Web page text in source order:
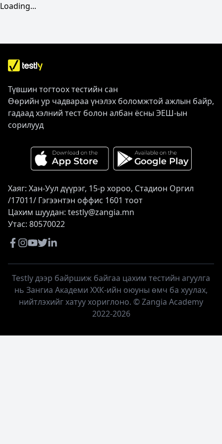
Loading...
Түвшин тогтоох тестийн сан
Өөрийн ур чадвараа үнэлэх боломжтой ажлын байр,
гадаад хэлний тест болон албан ёсны ЭЕШ-ын
сорилууд
Хаяг: Хан-Уул дүүрэг, 15-р хороо, Стадион Оргил
/17011/ Гэгээнтэн оффис 1601 тоот
Цахим шуудан: testly@zangia.mn
Утас: 80570022
Testly дээр байршиж байгаа цахим тестийн агуулга
нь Зангиа Академи ХХК-ийн оюуны өмч ба хуулах,
нийтлэхийг хатуу хориглоно. © Zangia Academy
2022-2026